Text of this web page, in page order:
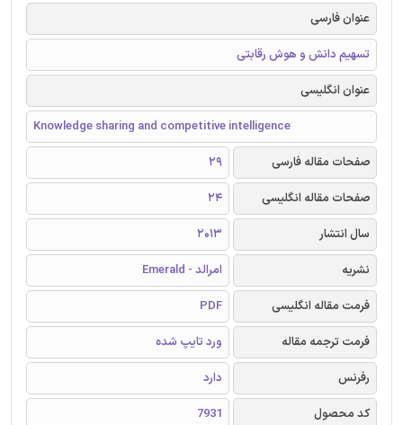
عنوان فارسی
تسهیم دانش و هوش رقابتی
عنوان انگلیسی
Knowledge sharing and competitive intelligence
صفحات مقاله فارسی
29
صفحات مقاله انگلیسی
24
سال انتشار
2013
نشریه
امرالد - Emerald
فرمت مقاله انگلیسی
PDF
فرمت ترجمه مقاله
ورد تایپ شده
رفرنس
دارد
کد محصول
7931